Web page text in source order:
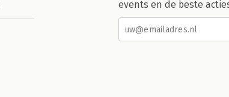
events en de beste